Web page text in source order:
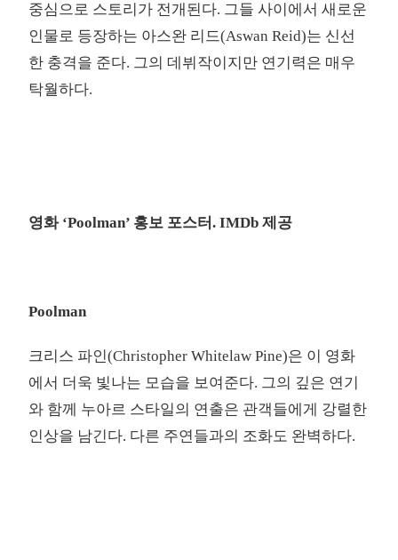
중심으로 스토리가 전개된다. 그들 사이에서 새로운
인물로 등장하는 아스완 리드(Aswan Reid)는 신선
한 충격을 준다. 그의 데뷔작이지만 연기력은 매우
탁월하다.
영화 ‘Poolman’ 홍보 포스터. IMDb 제공
Poolman
크리스 파인(Christopher Whitelaw Pine)은 이 영화
에서 더욱 빛나는 모습을 보여준다. 그의 깊은 연기
와 함께 누아르 스타일의 연출은 관객들에게 강렬한
인상을 남긴다. 다른 주연들과의 조화도 완벽하다.